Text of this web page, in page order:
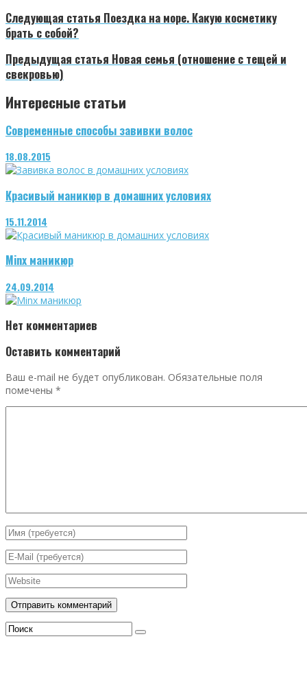
Следующая статья Поездка на море. Какую косметику
брать с собой?
Предыдущая статья Новая семья (отношение с тещей и
свекровью)
Интересные статьи
Современные способы завивки волос
18.08.2015
Красивый маникюр в домашних условиях
15.11.2014
Minx маникюр
24.09.2014
Нет комментариев
Оставить комментарий
Ваш e-mail не будет опубликован. Обязательные поля
помечены *